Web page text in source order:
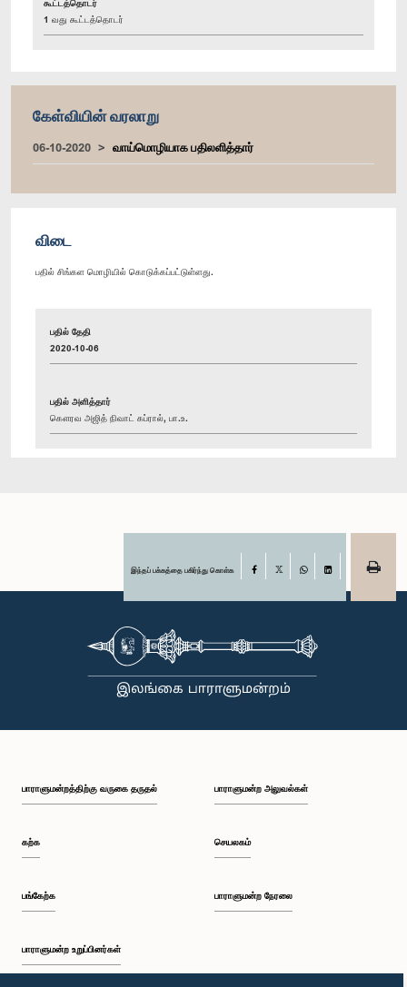
கூட்டத்தொடர்
1 வது கூட்டத்தொடர்
கேள்வியின் வரலாறு
06-10-2020 வாய்மொழியாக பதிலளித்தார்
விடை
பதில் சிங்கள மொழியில் கொடுக்கப்பட்டுள்ளது.
பதில் தேதி
2020-10-06
பதில் அளித்தார்
கௌரவ அஜித் நிவாட் கப்ரால், பா.உ.
இந்தப் பக்கத்தை பகிர்ந்து கொள்க Facebook
பாராளுமன்றத்திற்கு வருகை தருதல்
கற்க
பங்கேற்க
பாராளுமன்ற உறுப்பினர்கள்
பாராளுமன்ற அலுவல்கள்
செயலகம்
பாராளுமன்ற நேரலை